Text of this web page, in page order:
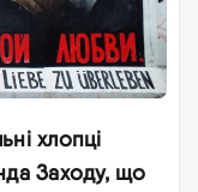
хлопці
Заходу, що